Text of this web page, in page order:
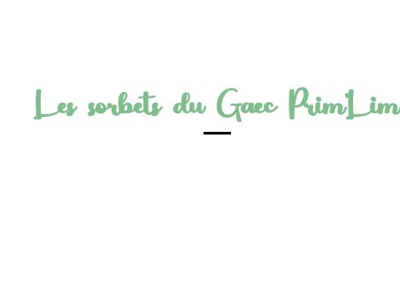
Les sorbets du Gaec Prim'Lim